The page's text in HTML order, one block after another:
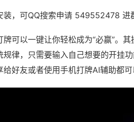
装，可QQ搜索申请 549552478 进
牌可以一键让你轻松成为“必赢”。
规律，只需要输入自己想要的开挂
给好友或者使用手机打牌AI辅助都可